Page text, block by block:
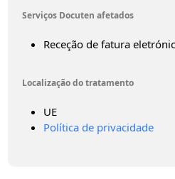
Serviços Docuten afetados
Receção de fatura
Localização do tratamento
UE
Política de privacidade